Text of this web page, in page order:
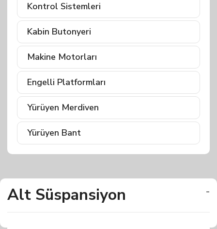
Kontrol Sistemleri
Kabin Butonyeri
Makine Motorları
Engelli Platformları
Yürüyen Merdiven
Yürüyen Bant
Alt Süspansiyon -